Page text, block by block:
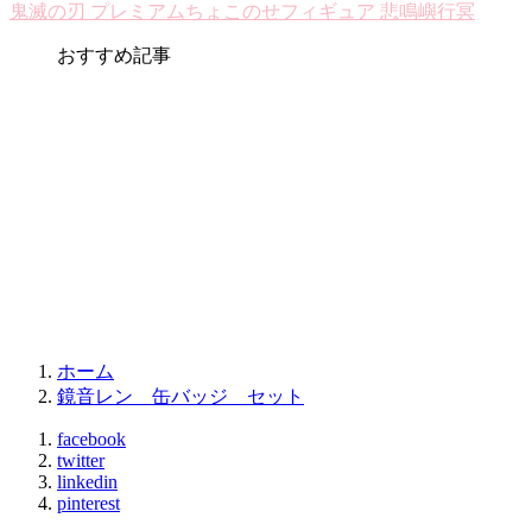
鬼滅の刃 プレミアムちょこのせフィギュア 悲鳴嶼行冥
おすすめ記事
ホーム
鏡音レン 缶バッジ セット
facebook
twitter
linkedin
pinterest